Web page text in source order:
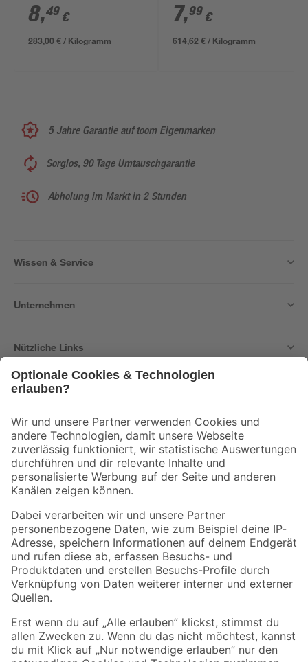
50 g
8,49 €
283,00 € / Kilogramm
Extrem Schnell'
transparent 12 g
7,99 €
614,62 € / Kilogramm
5 Jahre Garantie auf toom Eigenmarken
Sorglos, 90 Tage Umtauschgarantie
Abholung im Markt in 2 Stunden
Wissen & Service
Unternehmen
Nützliche Links
Der toom Newsletter: Keine Angebote und Aktionen mehr verpassen!
Zur Newsletter Anmeldung
Folge uns
Zahlungsarten Versandarten
Sicher einkaufen
Jetzt die toom-App herunterladen